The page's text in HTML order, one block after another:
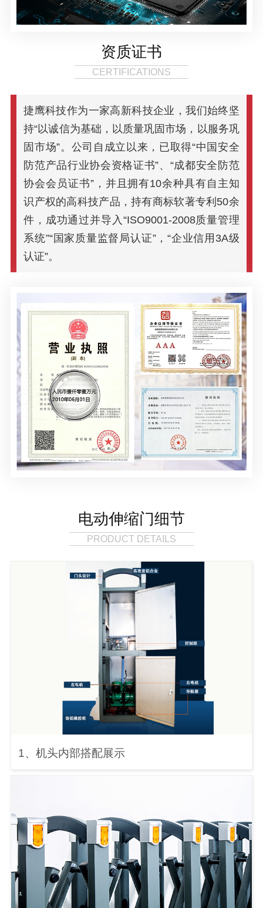
资质证书
CERTIFICATIONS
捷鹰科技作为一家高新科技企业，我们始终坚
持“以诚信为基础，以质量巩固市场，以服务巩
固市场”。公司自成立以来，已取得“中国安全
防范产品行业协会资格证书”、“成都安全防范
协会会员证书”，并且拥有10余种具有自主知
识产权的高科技产品，持有商标软著专利50余
件，成功通过并导入“ISO9001-2008质量管理
系统”“国家质量监督局认证”，“企业信用3A级
认证”。
电动伸缩门细节
PRODUCT DETAILS
1、机头内部搭配展示